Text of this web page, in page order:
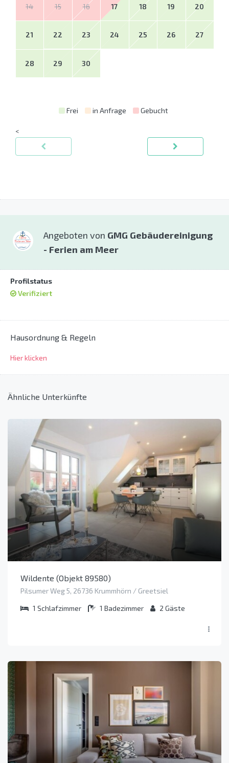
14 15 16 17 18 19 20
21 22 23 24 25 26 27
28 29 30
Frei in Anfrage Gebucht
<
Angeboten von GMG Gebäudereinigung
- Ferien am Meer
Profilstatus
Verifiziert
Hausordnung & Regeln
Hier klicken
Ähnliche Unterkünfte
Wildente (Objekt 89580)
Pilsumer Weg 5, 26736 Krummhörn / Greetsiel
1 Schlafzimmer 1 Badezimmer 2 Gäste